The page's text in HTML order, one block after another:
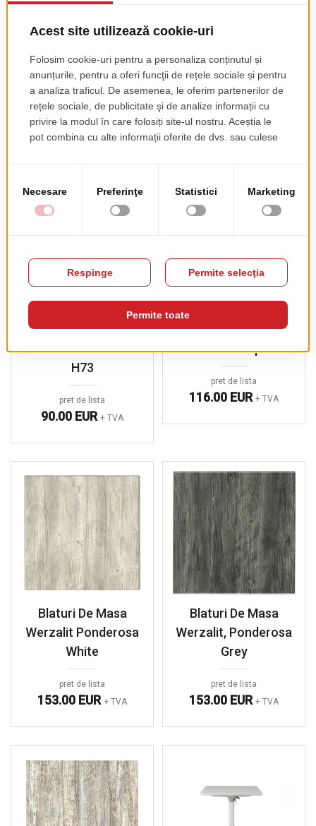
Scaun Volt HB 673
Picior De Masa Cross
H73
pret de lista
90.00 EUR + TVA
Blaturi Compact
pret de lista
116.00 EUR + TVA
Blaturi De Masa
Werzalit Ponderosa
White
pret de lista
153.00 EUR + TVA
Blaturi De Masa
Werzalit, Ponderosa
Grey
pret de lista
153.00 EUR + TVA